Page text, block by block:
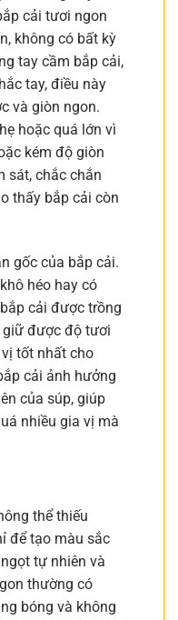
cải tươi ngon
không có bất kỳ
tay cầm bắp cải,
tay, điều này
và giòn ngon.
hoặc quá lớn vì
kém độ giòn
sát, chắc chắn
thấy bắp cải còn
gốc của bắp cải.
héo hay có
cải được trồng
giữ được độ tươi
tốt nhất cho
cải ảnh hưởng
của súp, giúp
nhiều gia vị mà
thể thiếu
để tạo màu sắc
tự nhiên và
thường có
bóng và không